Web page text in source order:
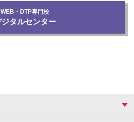
WEB・DTP専門校
ジタルセンター